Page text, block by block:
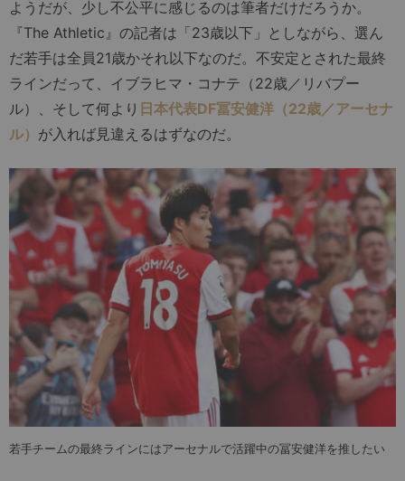
ようだが、少し不公平に感じるのは筆者だけだろうか。
『The Athletic』の記者は「23歳以下」としながら、選ん
だ若手は全員21歳かそれ以下なのだ。不安定とされた最終
ラインだって、イブラヒマ・コナテ（22歳／リバプー
ル）、そして何より 日本代表DF冨安健洋（22歳／アーセナ
ル） が入れば見違えるはずなのだ。
若手チームの最終ラインにはアーセナルで活躍中の冨安健洋を推したい